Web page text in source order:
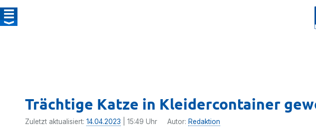
Trächtige Katze in Kleidercontainer
Zuletzt aktualisiert: 14.04.2023 | 15:49 Uhr Autor: Redaktion